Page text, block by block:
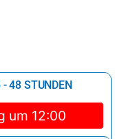
48 STUNDEN
um 12:00